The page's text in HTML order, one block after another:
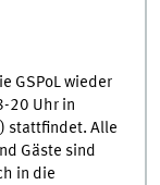
GSPoL wieder
20 Uhr in
stattfindet. Alle
Gäste sind
in die